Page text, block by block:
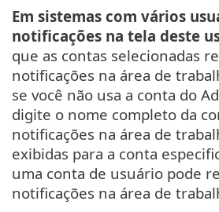
Em sistemas com vários
notificações na tela deste
que as contas selecionadas
notificações na área de
se você não usa a conta do
digite o nome completo da
notificações na área de
exibidas para a conta
uma conta de usuário pode
notificações na área de